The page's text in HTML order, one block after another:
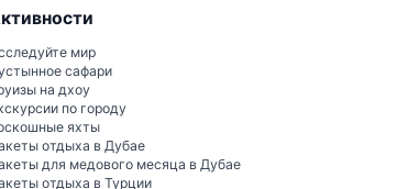
мир
сафари
на дхоу
по городу
яхты
отдыха в Дубае
для медового месяца в Дубае
отдыха в Турции